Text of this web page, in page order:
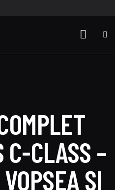
C-CLASS –
ȘI